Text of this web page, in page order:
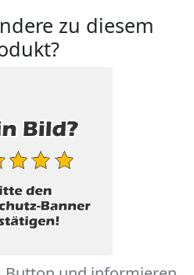
zu diesem